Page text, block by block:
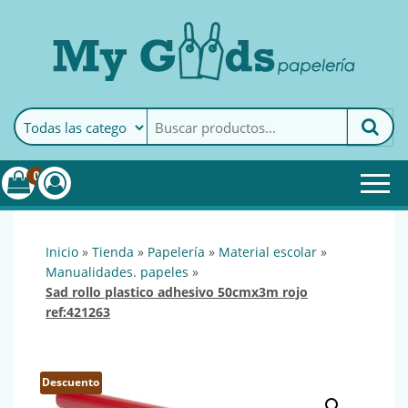
MyGoods · PapeleríaMy Goods es tu papelería
online de confianza. Podrás
encontrar todo lo necesario
0
inicio » tienda » papelería » material escolar »
manualidades. papeles »
sad rollo plastico adhesivo 50cmx3m rojo
ref:421263
Descuento